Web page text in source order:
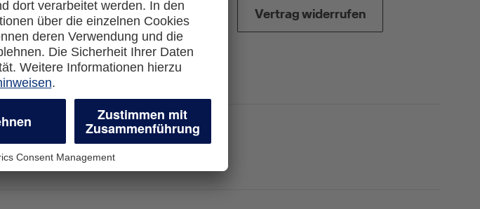
Impressum
Datenschutz
Cookie Einstellungen
Vertrag widerrufen